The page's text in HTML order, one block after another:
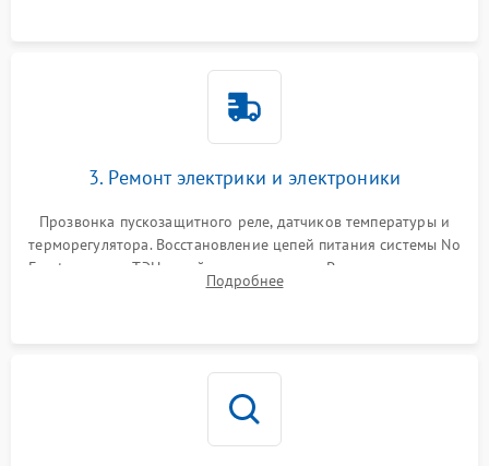
3. Ремонт электрики и электроники
Прозвонка пускозащитного реле, датчиков температуры и
терморегулятора. Восстановление цепей питания системы No
Frost, включая ТЭН оттайки и вентилятор. Ремонт или замена
платы управления при сбоях алгоритмов.
Подробнее